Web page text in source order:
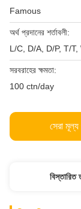
Famous
অর্থ প্রদানের শর্তাবলী:
L/C, D/A, D/P, T/
সরবরাহের ক্ষমতা:
100 ctn/day
সেরা মূল্য
বিস্তারিত